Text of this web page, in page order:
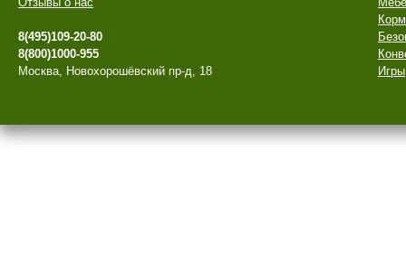
8(495)109-20-80
8(800)1000-955
Москва, Новохорошёвский пр-д, 18